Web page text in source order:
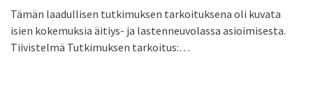
Tämän laadullisen tutkimuksen tarkoituksena oli kuvata
isien kokemuksia äitiys- ja lastenneuvolassa asioimisesta.
Tiivistelmä Tutkimuksen tarkoitus:…